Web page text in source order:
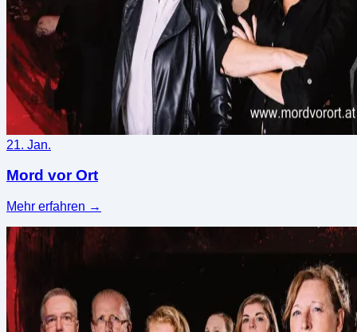
21. Jan.
Mord vor Ort
Mehr erfahren →